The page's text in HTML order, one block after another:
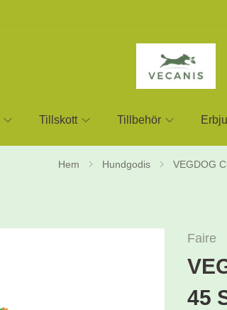
Tillskott Tillbehör
Hem Hundgodis VEGDOG
Faire
45